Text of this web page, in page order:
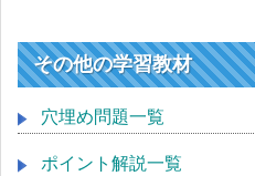
その他の学習教材
穴埋め問題一覧
ポイント解説一覧